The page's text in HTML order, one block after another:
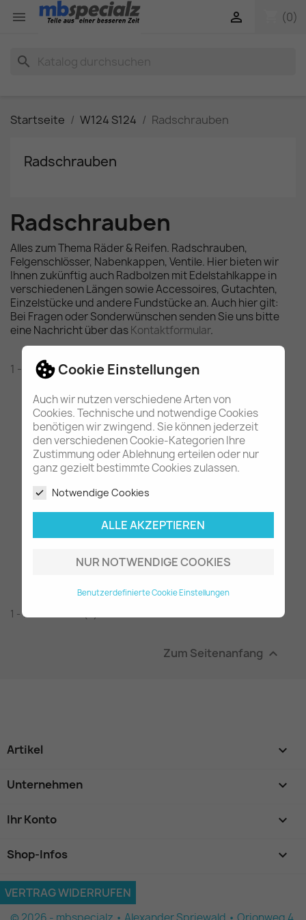
Cookie Einstellungen
Auch wir nutzen verschiedene Arten von
Cookies. Technische und notwendige Cookies
benötigen wir zwingend. Sie können jederzeit
den verschiedenen Cookie-Kategorien Ihre
Zustimmung oder Ablehnung erteilen oder nur
ganz gezielt bestimmte Cookies zulassen.
Notwendige Cookies
ALLE AKZEPTIEREN
NUR NOTWENDIGE COOKIES
Benutzerdefinierte Cookie Einstellungen
 (0)

search
Startseite W124 S124 Radschrauben
Radschrauben
Radschrauben
Alles zum Thema Räder & Reifen. Radschrauben,
Felgenschlösser, Nabenkappen, Ventile. Hier bieten wir
Ihnen zukünftig auch Radbolzen mit Edelstahlkappe in
verschiedenen Längen sowie Accessoires, Gutachten,
Einzelstücke und andere Fundstücke an. Auch hier gilt:
Bei Fragen oder Sonderwünschen senden Sie uns bitte
eine Nachricht über dasKontaktformular.
1 - 1 von 1 Artikel(n)
orig. Mercedes-Benz...
59,80 €
1 - 1 von 1 Artikel(n)
Zum Seitenanfang 
Artikel 
Unternehmen 
Ihr Konto 
Shop-Infos keyboard_arrow_down
VERTRAG WIDERRUFEN